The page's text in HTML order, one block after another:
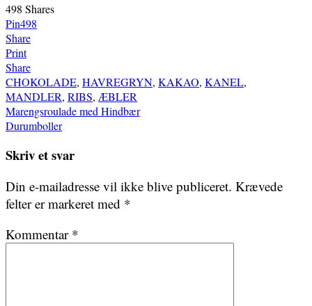
498 Shares
Pin498
Share
Print
Share
CHOKOLADE, HAVREGRYN, KAKAO, KANEL,
MANDLER, RIBS, ÆBLER
Indlægsnavigation
Marengsroulade med Hindbær
Durumboller
Skriv et svar
Din e-mailadresse vil ikke blive publiceret. Krævede
felter er markeret med *
Kommentar *